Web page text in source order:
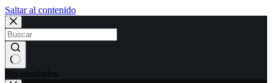
Saltar al contenido
Sin resultados